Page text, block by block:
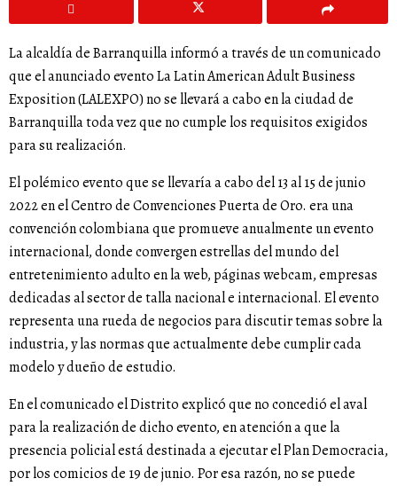
La alcaldía de Barranquilla informó a través de un comunicado
que el anunciado evento La Latin American Adult Business
Exposition (LALEXPO) no se llevará a cabo en la ciudad de
Barranquilla toda vez que no cumple los requisitos exigidos
para su realización.
El polémico evento que se llevaría a cabo del 13 al 15 de junio
2022 en el Centro de Convenciones Puerta de Oro. era una
convención colombiana que promueve anualmente un evento
internacional, donde convergen estrellas del mundo del
entretenimiento adulto en la web, páginas webcam, empresas
dedicadas al sector de talla nacional e internacional. El evento
representa una rueda de negocios para discutir temas sobre la
industria, y las normas que actualmente debe cumplir cada
modelo y dueño de estudio.
En el comunicado el Distrito explicó que no concedió el aval
para la realización de dicho evento, en atención a que la
presencia policial está destinada a ejecutar el Plan Democracia,
por los comicios de 19 de junio. Por esa razón, no se puede